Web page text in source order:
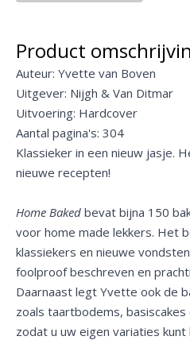
Product
Auteur: Yvette van Boven
Uitgever: Nijgh & Van Ditmar
Uitvoering: Hardcover
Aantal pagina's: 304
Klassieker in een nieuw jasje.
nieuwe recepten!
Home Baked bevat bijna 150
voor home made lekkers. Het
klassiekers en nieuwe
foolproof beschreven en
Daarnaast legt Yvette ook de
zoals taartbodems,
zodat u uw eigen variaties kunt